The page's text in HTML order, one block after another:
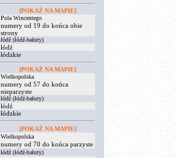
[POKAŻ NA MAPIE]
Pola Wincentego
numery od 19 do końca obie
strony
łódź (łódź-bałuty)
łódź
łódzkie
[POKAŻ NA MAPIE]
Wielkopolska
numery od 57 do końca
nieparzyste
łódź (łódź-bałuty)
łódź
łódzkie
[POKAŻ NA MAPIE]
Wielkopolska
numery od 70 do końca parzyste
łódź (łódź-bałuty)